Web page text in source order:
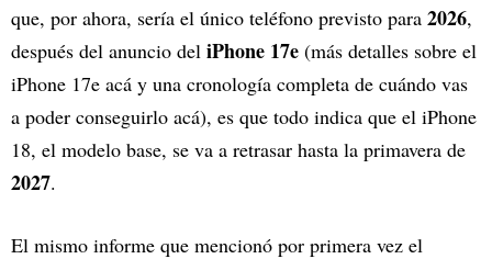
que, por ahora, sería el único teléfono previsto para 2026,
después del anuncio del iPhone 17e (más detalles sobre el
iPhone 17e acá y una cronología completa de cuándo vas
a poder conseguirlo acá), es que todo indica que el iPhone
18, el modelo base, se va a retrasar hasta la primavera de
2027.
El mismo informe que mencionó por primera vez el